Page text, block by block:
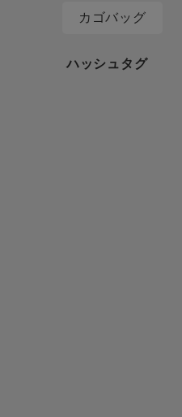
カゴバッグ